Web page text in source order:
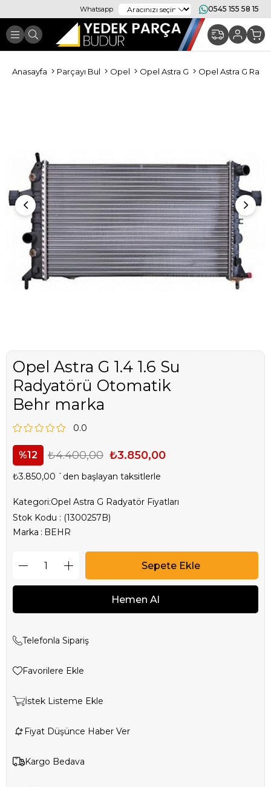
Whatsapp 0545 155 58 15
Anasayfa Parçayı Bul Opel Opel Astra G Opel Astra G
Opel Astra G 1.4 1.6 Su
Radyatörü Otomatik
Behr marka
0.0
12 ₺4.400,00 ₺3.850,00
₺3.850,00 `den başlayan taksitlerle
Kategori:Opel Astra G Radyatör Fiyatları
Stok Kodu
(1300257B)
Marka : BEHR
Telefonla Sipariş
Favorilere Ekle
İstek Listeme Ekle
Fiyat Düşünce Haber Ver
Kargo Bedava